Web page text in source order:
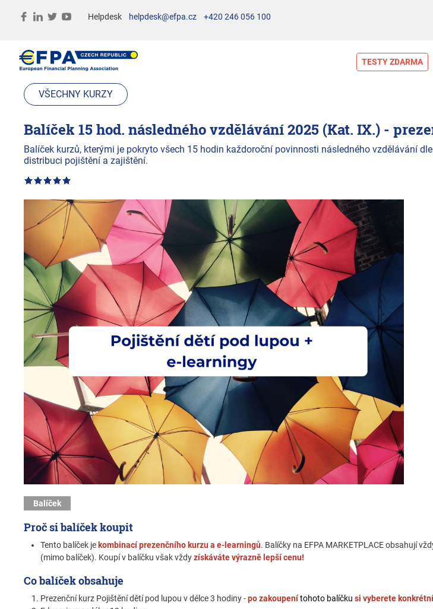
Helpdesk helpdesk@efpa.cz +420 246 056 100
TESTY ZDARMA
VŠECHNY KURZY
Balíček 15 hod. následného vzdělávání 2025 (Kat. IX.) -
Balíček kurzů, kterými je pokryto všech 15 hodin každoroční povinnosti následného vzdělávání
distribuci pojištění a zajištění.
Balíček
Proč si balíček koupit
Tento balíček je kombinací prezenčního kurzu a e-learningů. Balíčky na EFPA MARKETPLACE obsahují
(mimo balíček). Koupí v balíčku však vždyzískáváte výrazně lepší cenu!
Co balíček obsahuje
Prezenční kurz Pojištění dětí pod lupou v délce 3 hodiny -po zakoupenítohoto balíčku si vyberete